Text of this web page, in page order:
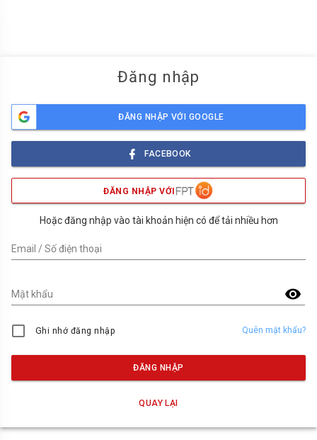
Đăng nhập
ĐĂNG NHẬP VỚI GOOGLE
FACEBOOK
ĐĂNG NHẬP VỚI
Hoặc đăng nhập vào tài khoản hiện có để tải nhiều hơn
Email / Số điện thoại
visibility
Mật khẩu
Ghi nhớ đăng nhập Quên mật khẩu?
ĐĂNG NHẬP
QUAY LẠI